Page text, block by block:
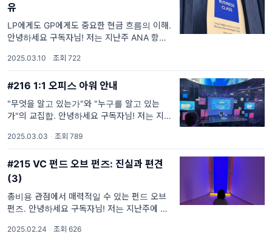
유
LP에게도 GP에게도 중요한 현금 흐름의 이해.
안녕하세요 구독자님! 저는 지난주 ANA 항공
니스 클래스 입구에는 "これより先はビジネ
スクラスです"라는 문구가 적혀 있었는데, 이
를
2025.03.10 · 조회 722
#216 1:1 오피스 아워 안내
"무엇을 알고 있는가"와 "누구를 알고 있는
가"의 교집합. 안녕하세요 구독자님! 저는 지난
트업 이벤트 중 하나인 Upfront Summit에 참
가했습니다. Upfront는 현재 운영 중인
2025.03.03 · 조회 789
#215 VC 펀드 오브 펀즈: 진실과 편견
(3)
총비용 관점에서 매력적일 수 있는 펀드 오브
펀즈. 안녕하세요 구독자님! 저는 지난주에 두
(SFMoMA)에 다녀왔습니다. 잭슨 폴록을 비롯
2025.02.24 · 조회 626